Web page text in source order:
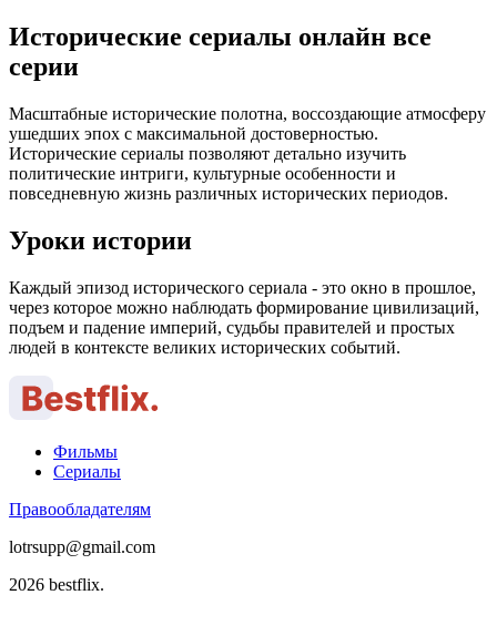
Исторические сериалы онлайн все
серии
Масштабные исторические полотна, воссоздающие атмосферу
ушедших эпох с максимальной достоверностью.
Исторические сериалы позволяют детально изучить
политические интриги, культурные особенности и
повседневную жизнь различных исторических периодов.
Уроки истории
Каждый эпизод исторического сериала - это окно в прошлое,
через которое можно наблюдать формирование цивилизаций,
подъем и падение империй, судьбы правителей и простых
людей в контексте великих исторических событий.
Фильмы
Сериалы
Правообладателям
lotrsupp@gmail.com
2026 bestflix.